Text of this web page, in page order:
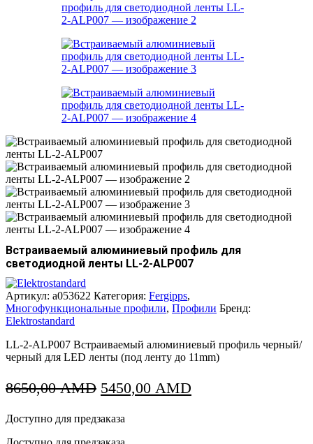
Встраиваемый алюминиевый профиль для
светодиодной ленты LL-2-ALP007
Артикул: a053622 Категория: Fergipps,
Многофункциональные профили, Профили Бренд:
Elektrostandard
LL-2-ALP007 Встраиваемый алюминиевый профиль черный/
черный для LED ленты (под ленту до 11mm)
8650,00AMD Первоначальная
составляла
5450,00 AMD
Доступно для предзаказа